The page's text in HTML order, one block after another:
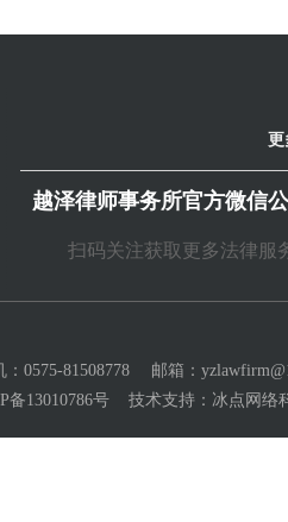
0575-81508778 邮箱：
13010786号 技术支持： 冰点网络
越泽律师事务所官方微信
扫码关注获取更多法律服